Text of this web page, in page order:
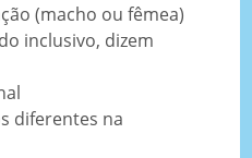
(macho ou fêmea)
inclusivo, dizem
diferentes na